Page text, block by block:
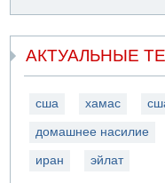
АКТУАЛЬНЫЕ
сша хамас
домашнее насилие
иран эйлат